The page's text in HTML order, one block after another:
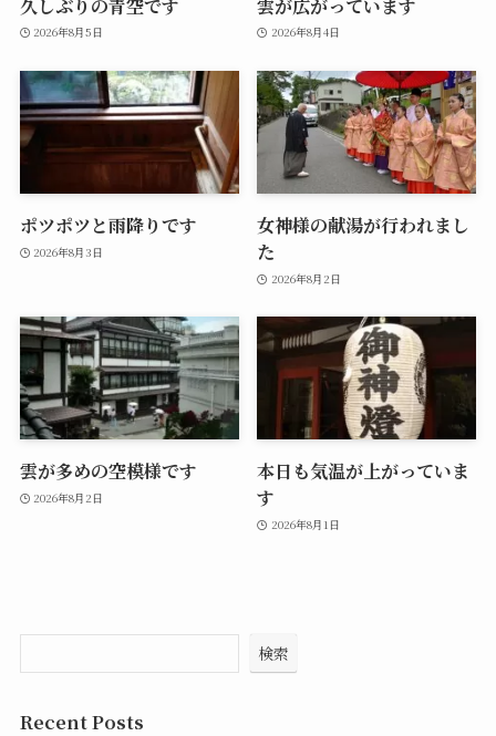
久しぶりの青空です
2026年8月5日
雲が広がっています
2026年8月4日
ポツポツと雨降りです
2026年8月3日
女神様の献湯が行われまし
た
2026年8月2日
雲が多めの空模様です
2026年8月2日
本日も気温が上がっていま
す
2026年8月1日
検索
Recent Posts